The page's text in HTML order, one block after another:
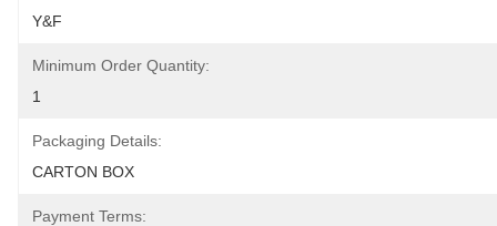
Y&F
Minimum Order Quantity:
1
Packaging Details:
CARTON BOX
Payment Terms: